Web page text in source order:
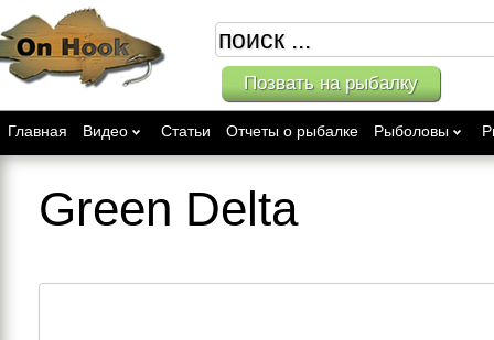
Позвать на рыбалку
Главная Видео Статьи Отчеты о рыбалке Рыболовы
Green Delta